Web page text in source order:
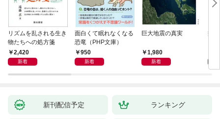
リズムを乱される生き
物たちへの処方箋
2,420
新着
面白くて眠れなくなる
恐竜（PHP文庫）
950
新着
巨大地震の真実
1,980
新着
病
新刊配信予定 ランキング